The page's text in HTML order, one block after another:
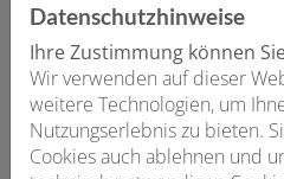
Datenschutzhinweise
Ihre Zustimmung können
Wir verwenden auf dieser
weitere Technologien, um
Nutzungserlebnis zu bieten.
Cookies auch ablehnen und